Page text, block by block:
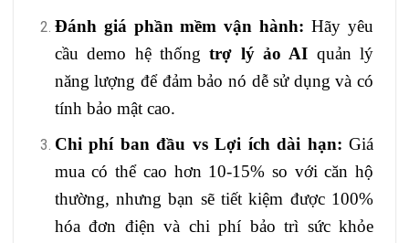
Đánh giá phần mềm vận hành: Hãy yêu
cầu demo hệ thốngtrợ lý ảo AI quản lý
năng lượng để đảm bảo nó dễ sử dụng và có
tính bảo mật cao.
Chi phí ban đầu vs Lợi ích dài hạn: Giá
mua có thể cao hơn 10-15% so với căn hộ
thường, nhưng bạn sẽ tiết kiệm được 100%
hóa đơn điện và chi phí bảo trì sức khỏe